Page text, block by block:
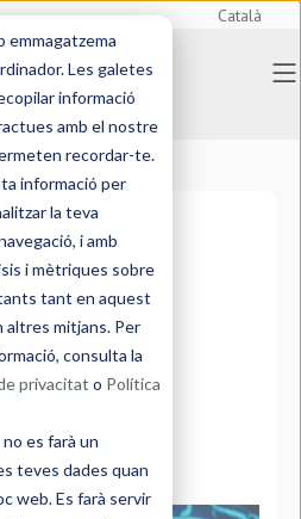
emmagatzema
Les galetes
informació
amb el nostre
recordar-te.
informació per
la teva
i amb
i mètriques sobre
tant en aquest
altres mitjans. Per
consulta la
privacitat o Política
es farà un
teves dades quan
web. Es farà servir
Català